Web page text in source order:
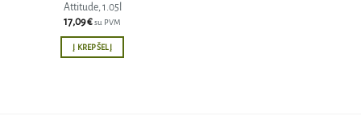
Attitude, 1.05l
17,09€su PVM
Į KREPŠELĮ